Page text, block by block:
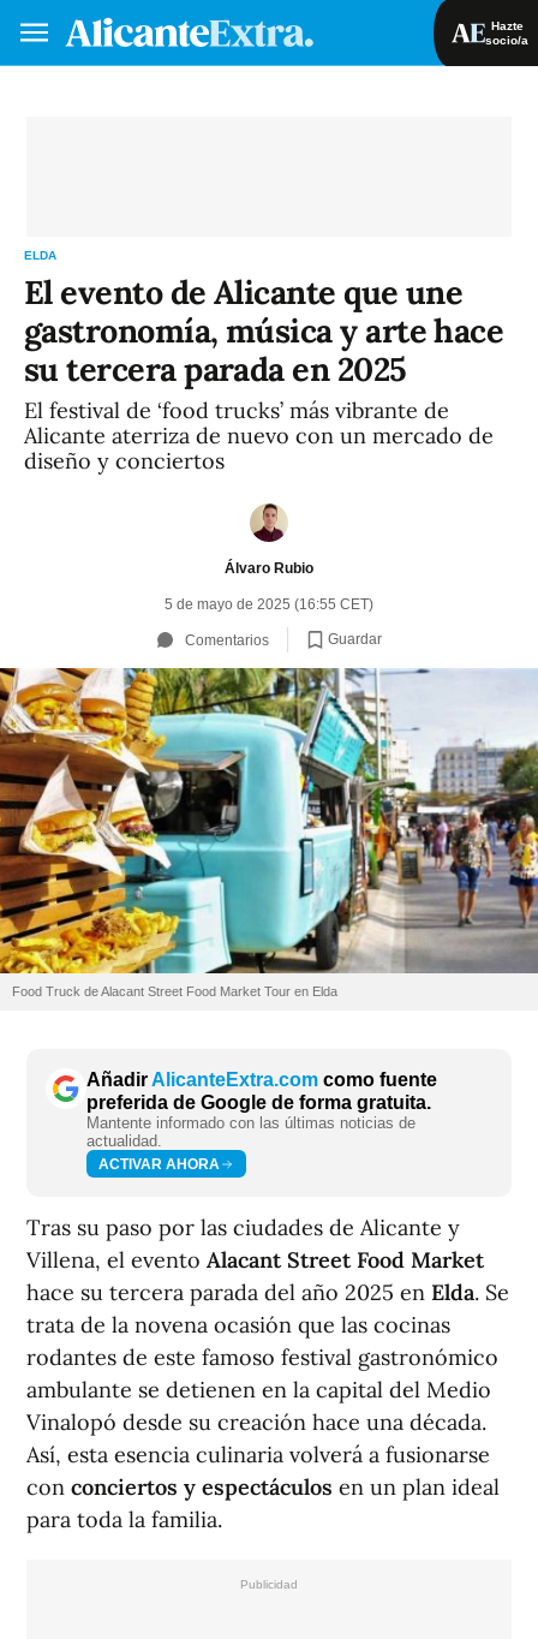
Hazte
socio/a
ELDA
El evento de Alicante que une
gastronomía, música y arte hace
su tercera parada en 2025
El festival de ‘food trucks’ más vibrante de
Alicante aterriza de nuevo con un mercado de
diseño y conciertos
Álvaro Rubio
5 de mayo de 2025 (16:55 CET)
Comentarios Guardar
Food Truck de Alacant Street Food Market Tour en Elda
AñadirAlicanteExtra.com como fuente
preferida de Google de forma gratuita.
Mantente informado con las últimas noticias de
actualidad.
ACTIVAR AHORA
Tras su paso por las ciudades de Alicante y
Villena, el evento Alacant Street Food Market
hace su tercera parada del año 2025 en Elda. Se
trata de la novena ocasión que las cocinas
rodantes de este famoso festival gastronómico
ambulante se detienen en la capital del Medio
Vinalopó desde su creación hace una década.
Así, esta esencia culinaria volverá a fusionarse
con conciertos y espectáculos en un plan ideal
para toda la familia.